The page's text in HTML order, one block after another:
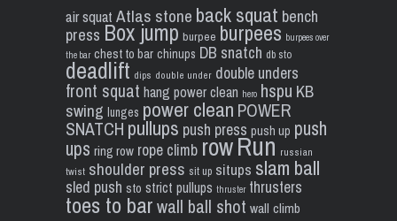
air squat Atlas stone back squat bench
press Box jump burpee burpees burpees over
the bar chest to bar chinups DB snatch db sto
deadlift dips double under double unders
front squat hang power clean hero hspu KB
swing lunges power clean POWER
SNATCH pullups push press push up push
ups ring row rope climb rowRun russian
twist shoulder press sit up situps slam ball
sled push sto strict pullups thruster thrusters
toes to barwall ball shot wall climb